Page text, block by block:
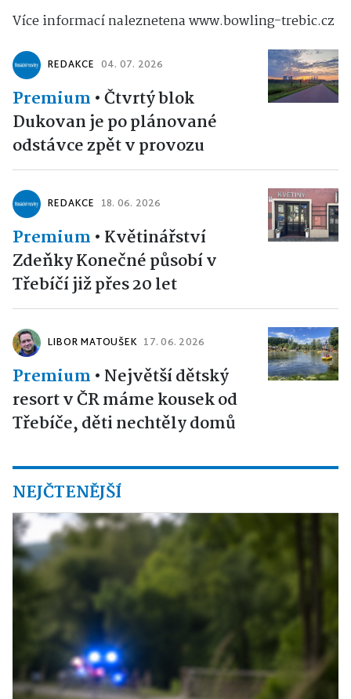
Více informací naleznetena www.bowling-trebic.cz
REDAKCE 04. 07. 2026
Premium •Čtvrtý blok
Dukovan je po plánované
odstávce zpět v provozu
REDAKCE 18. 06. 2026
Premium • Květinářství
Zdeňky Konečné působí v
Třebíčí již přes 20 let
LIBOR MATOUŠEK 17. 06. 2026
Premium • Největší dětský
resort v ČR máme kousek od
Třebíče, děti nechtěly domů
NEJČTENĚJŠÍ